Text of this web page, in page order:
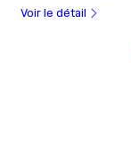
Voir le détail